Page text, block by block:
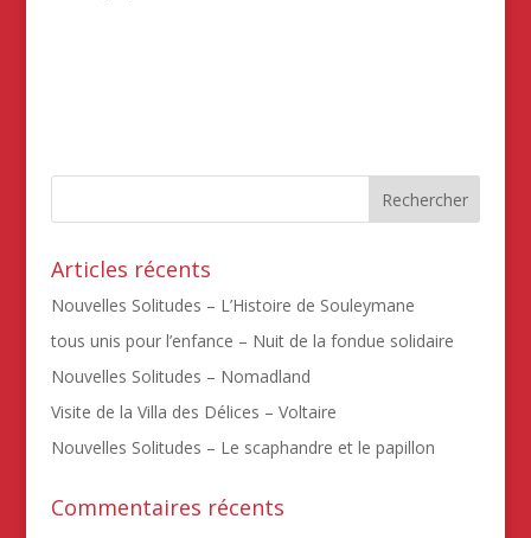
Articles récents
Nouvelles Solitudes – L’Histoire de Souleymane
tous unis pour l’enfance – Nuit de la fondue solidaire
Nouvelles Solitudes – Nomadland
Visite de la Villa des Délices – Voltaire
Nouvelles Solitudes – Le scaphandre et le papillon
Commentaires récents